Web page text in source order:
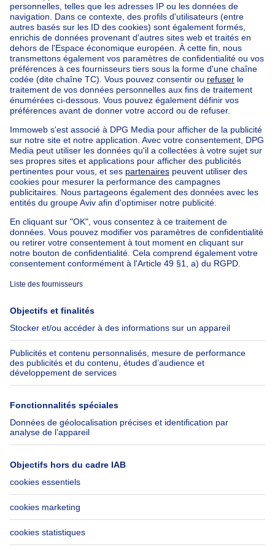
Accueil Belgique
Bruxelles (province)
Bruxelles (arrondissement)
Acheter votre maison à Bruxelles
Nos maisons hors de la Belgique
Maison à vendre France
Maison à vendre Espagne
Maison à vendre Italie
Maison à vendre Luxembourg
Maison à vendre Pays-bas
Nos biens pas chèrsMaison à vendre pas cher
Appartements à louer pas cher
Nos biens à louer avec chambres
Appartement à vendre avec 3 chambres
Maison à vendre avec 3 chambres
Appartement à louer avec 3 chambres
Maison à louer avec 3 chambres
Appartement à louer avec 3 chambres Bruxelles-ville
À propos
Immoweb
Presse
Emplois
Groupe Axel Springer
SeLoger.com
Immowelt.de
Outils
Belfius
Assurances
Check-list déménagement
Aide
FAQ
Accessibilité
Contactez-nous
Suivez-nous
LinkedIn
Immoweb SA © 2026 - Tous droits réservés